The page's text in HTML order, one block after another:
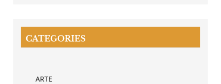
CATEGORIES
ARTE